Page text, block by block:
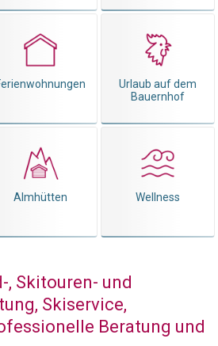
Urlaub auf dem
Bauernhof
Almhütten Wellness
, Skitouren- und
Skiservice,
Beratung und